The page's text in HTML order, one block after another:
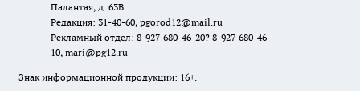
Палантая, д. 63В
Редакция: 31-40-60, pgorod12@mail.ru
Рекламный отдел: 8-927-680-46-20? 8-927-680-46-
10, mari@pg12.ru
Знак информационной продукции: 16+.